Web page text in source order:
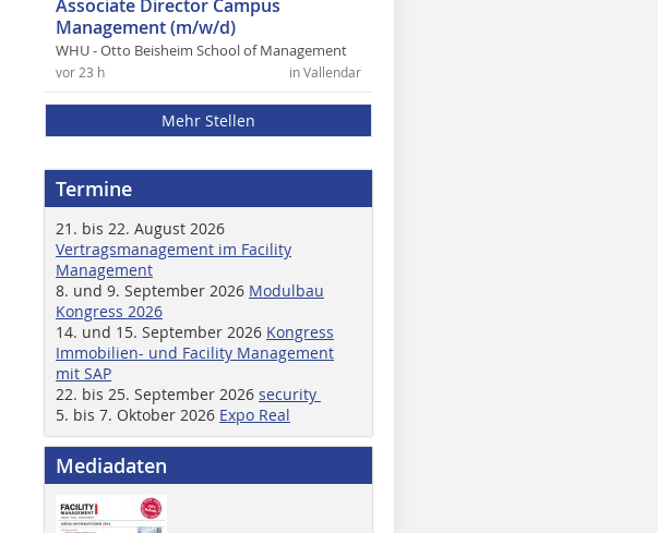
Associate Director Campus
Management (m/w/d)
WHU - Otto Beisheim School of Management
in Vallendar
vor 23 h
Mehr Stellen
Termine
21. bis 22. August 2026
Vertragsmanagement im Facility
Management
8. und 9. September 2026 Modulbau
Kongress 2026
14. und 15. September 2026 Kongress
Immobilien- und Facility Management
mit SAP
22. bis 25. September 2026 security
5. bis 7. Oktober 2026 Expo Real
Mediadaten